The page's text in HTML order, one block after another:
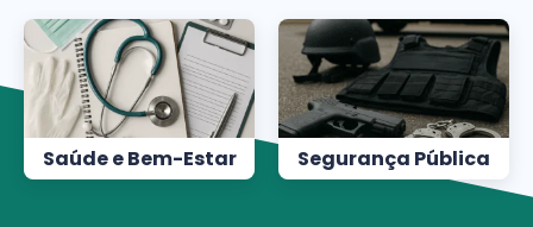
Saúde e Bem-Estar Segurança Pública